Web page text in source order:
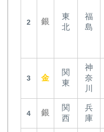
2 銀
東
北
福
島
3 金
関
東
神
奈
川
4 銀
関
西
兵
庫